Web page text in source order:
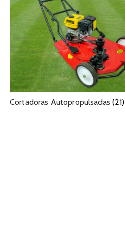
Cortadoras Autopropulsadas(21)